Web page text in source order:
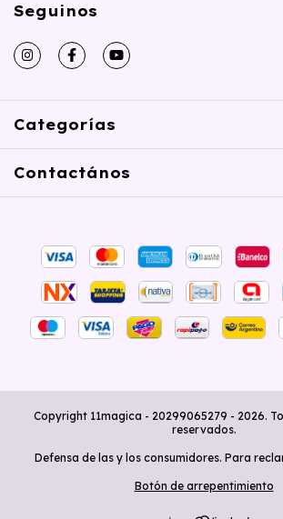
Seguinos
Categorías
Contactános
Copyright 11magica - 20299065279 - 2026.
reservados.
Defensa de las y los consumidores. Para
Botón de arrepentimiento